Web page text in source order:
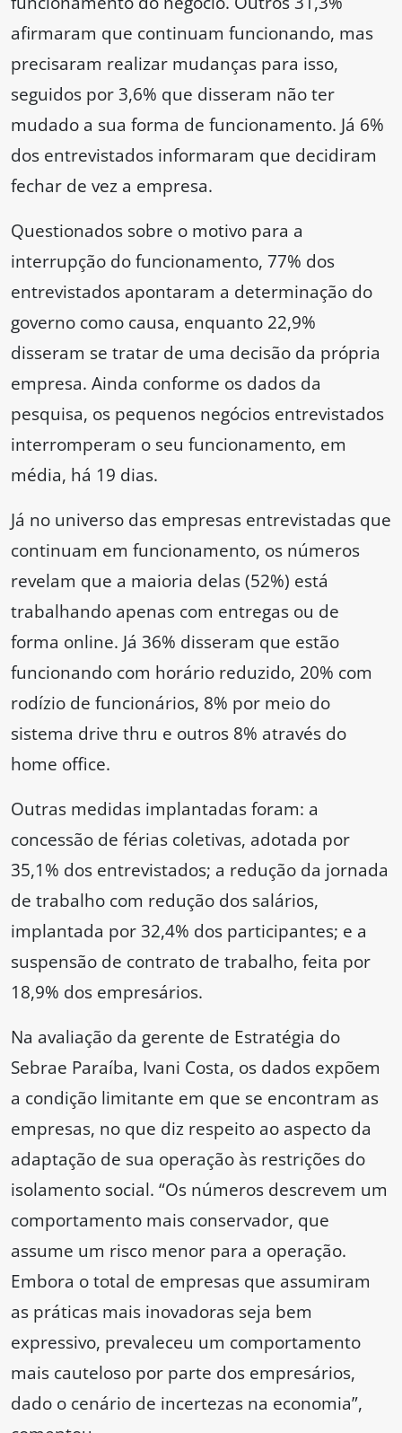
afirmaram que continuam funcionando, mas
precisaram realizar mudanças para isso,
seguidos por 3,6% que disseram não ter
mudado a sua forma de funcionamento. Já 6%
dos entrevistados informaram que decidiram
fechar de vez a empresa.
Questionados sobre o motivo para a
interrupção do funcionamento, 77% dos
entrevistados apontaram a determinação do
governo como causa, enquanto 22,9%
disseram se tratar de uma decisão da própria
empresa. Ainda conforme os dados da
pesquisa, os pequenos negócios entrevistados
interromperam o seu funcionamento, em
média, há 19 dias.
Já no universo das empresas entrevistadas que
continuam em funcionamento, os números
revelam que a maioria delas (52%) está
trabalhando apenas com entregas ou de
forma online. Já 36% disseram que estão
funcionando com horário reduzido, 20% com
rodízio de funcionários, 8% por meio do
sistema drive thru e outros 8% através do
home office.
Outras medidas implantadas foram: a
concessão de férias coletivas, adotada por
35,1% dos entrevistados; a redução da jornada
de trabalho com redução dos salários,
implantada por 32,4% dos participantes; e a
suspensão de contrato de trabalho, feita por
18,9% dos empresários.
Na avaliação da gerente de Estratégia do
Sebrae Paraíba, Ivani Costa, os dados expõem
a condição limitante em que se encontram as
empresas, no que diz respeito ao aspecto da
adaptação de sua operação às restrições do
isolamento social. “Os números descrevem um
comportamento mais conservador, que
assume um risco menor para a operação.
Embora o total de empresas que assumiram
as práticas mais inovadoras seja bem
expressivo, prevaleceu um comportamento
mais cauteloso por parte dos empresários,
dado o cenário de incertezas na economia”,